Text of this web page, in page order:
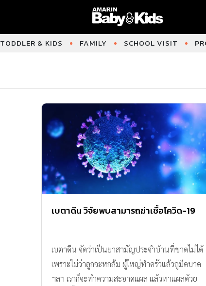
TODDLER & KIDS FAMILY SCHOOL VISIT
เบตาดีน วิจัยพบสามารถฆ่าเชื้อโควิด-19
เบตาดีน จัดว่าเป็นยาสามัญประจำบ้านที่ขาดไม่ได้
เพราะไม่ว่าลูกจะหกล้ม ผู้ใหญ่ทำครัวแล้วถูมีดบาด
ฯลฯ เราก็จะทำความสะอาดแผล แล้วทาแผลด้วย